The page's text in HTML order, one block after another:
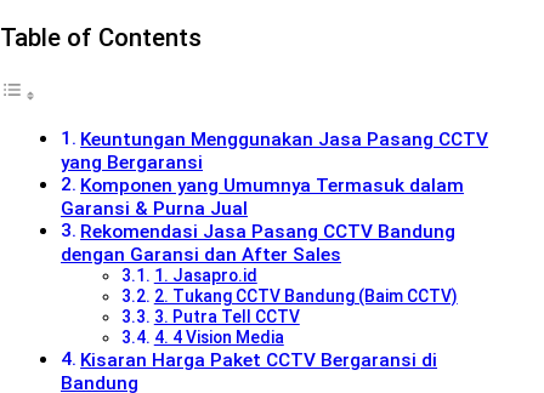
Table of Contents
Keuntungan Menggunakan Jasa Pasang CCTV
yang Bergaransi
Komponen yang Umumnya Termasuk dalam
Garansi & Purna Jual
Rekomendasi Jasa Pasang CCTV Bandung
dengan Garansi dan After Sales
1. Jasapro.id
2. Tukang CCTV Bandung (Baim CCTV)
3. Putra Tell CCTV
4. 4 Vision Media
Kisaran Harga Paket CCTV Bergaransi di
Bandung